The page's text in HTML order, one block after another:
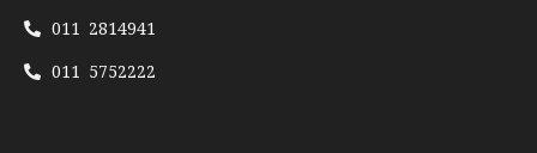
011 2814941
011 5752222